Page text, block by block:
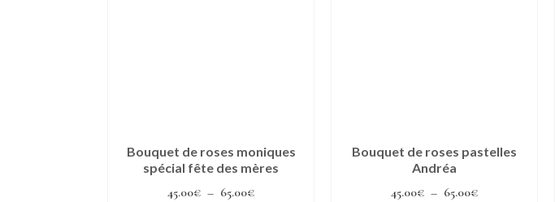
Bouquet de roses moniques
spécial fête des mères
45.00€ – 65.00€Plage
Bouquet de roses pastelles
Andréa
45.00€ – 65.00€Plage